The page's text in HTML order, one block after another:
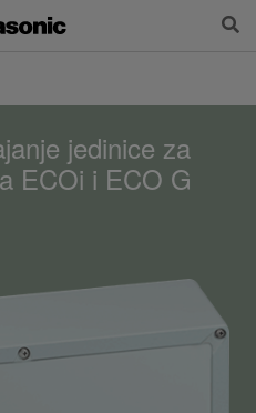
jedinice za
ECOi i ECO G